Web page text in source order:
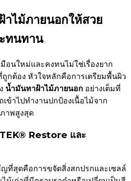
ไม้ภายนอกให้สวย
ทนทาน
อนใหม่และคงทนไม่ใช่เรื่องยาก
กต้อง หัวใจหลักคือการเตรียมพื้นผิว
น้ำมันทาฝ้าไม้ภายนอก อย่างเต็มที่
ข้าไปทำงานปกป้องเนื้อไม้จาก
าพสูงสุด
Restore และ
ที่สุดคือการขจัดสิ่งสกปรกและเซลล์